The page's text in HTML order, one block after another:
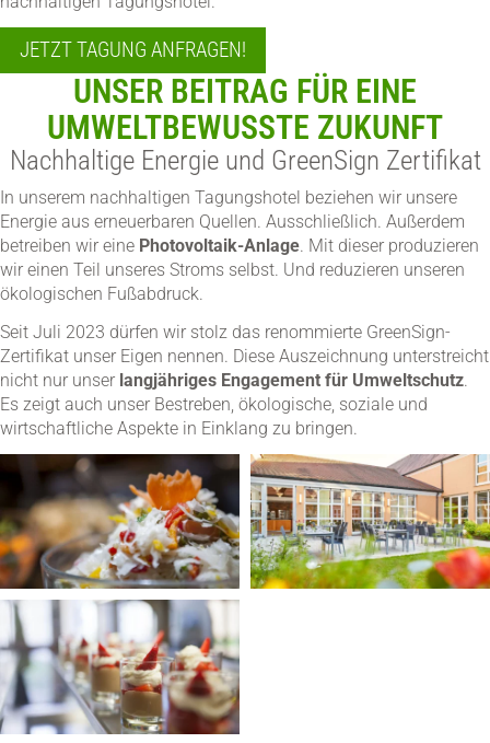
JETZT TAGUNG ANFRAGEN!
UNSER BEITRAG FÜR EINE
UMWELTBEWUSSTE ZUKUNFT
Nachhaltige Energie und GreenSign Zertifikat
In unserem nachhaltigen Tagungshotel beziehen wir unsere
Energie aus erneuerbaren Quellen. Ausschließlich. Außerdem
betreiben wir eine Photovoltaik-Anlage. Mit dieser produzieren
wir einen Teil unseres Stroms selbst. Und reduzieren unseren
ökologischen Fußabdruck.
Seit Juli 2023 dürfen wir stolz das renommierte GreenSign-
Zertifikat unser Eigen nennen. Diese Auszeichnung unterstreicht
nicht nur unser langjähriges Engagement für Umweltschutz.
Es zeigt auch unser Bestreben, ökologische, soziale und
wirtschaftliche Aspekte in Einklang zu bringen.